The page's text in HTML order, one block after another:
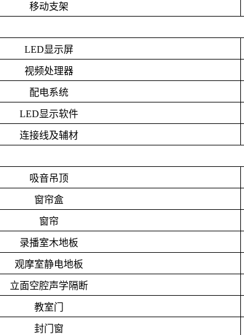
移动支架
LED显示屏
视频处理器
配电系统
LED显示软件
连接线及辅材
吸音吊顶
窗帘盒
窗帘
录播室木地板
观摩室静电地板
立面空腔声学隔断
教室门
封门窗